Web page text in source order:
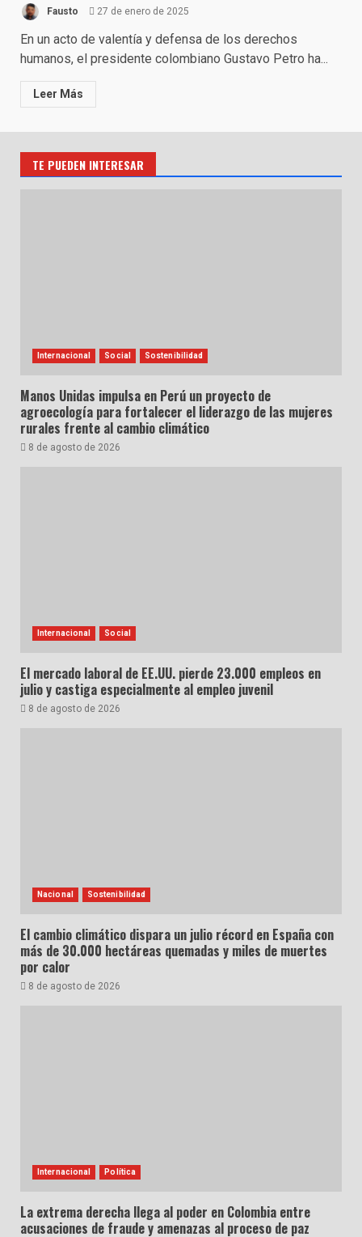
Fausto 27 de enero de 2025
En un acto de valentía y defensa de los derechos
humanos, el presidente colombiano Gustavo Petro ha...
Leer Más
TE PUEDEN INTERESAR
Internacional Social Sostenibilidad
Manos Unidas impulsa en Perú un proyecto de
agroecología para fortalecer el liderazgo de las mujeres
rurales frente al cambio climático
8 de agosto de 2026
Internacional Social
El mercado laboral de EE.UU. pierde 23.000 empleos en
julio y castiga especialmente al empleo juvenil
8 de agosto de 2026
Nacional Sostenibilidad
El cambio climático dispara un julio récord en España con
más de 30.000 hectáreas quemadas y miles de muertes
por calor
8 de agosto de 2026
Internacional Política
La extrema derecha llega al poder en Colombia entre
acusaciones de fraude y amenazas al proceso de paz